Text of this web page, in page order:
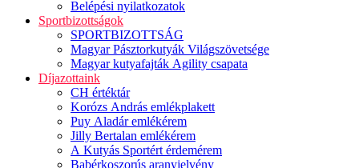
Belépési nyilatkozatok
Sportbizottságok
SPORTBIZOTTSÁG
Magyar Pásztorkutyák Világszövetsége
Magyar kutyafajták Agility csapata
Díjazottaink
CH értéktár
Korózs András emlékplakett
Puy Aladár emlékérem
Jilly Bertalan emlékérem
A Kutyás Sportért érdemérem
Babérkoszorús aranyjelvény